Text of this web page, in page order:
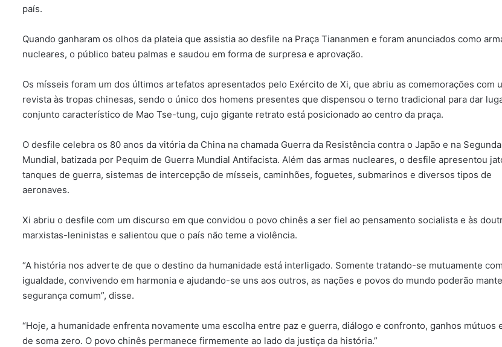
país.
Quando ganharam os olhos da plateia que assistia ao desfile na Praça Tiananmen e foram anunciados como
nucleares, o público bateu palmas e saudou em forma de surpresa e aprovação.
Os mísseis foram um dos últimos artefatos apresentados pelo Exército de Xi, que abriu as comemorações com
revista às tropas chinesas, sendo o único dos homens presentes que dispensou o terno tradicional para dar
conjunto característico de Mao Tse-tung, cujo gigante retrato está posicionado ao centro da praça.
O desfile celebra os 80 anos da vitória da China na chamada Guerra da Resistência contra o Japão e na
Mundial, batizada por Pequim de Guerra Mundial Antifacista. Além das armas nucleares, o desfile apresentou
tanques de guerra, sistemas de intercepção de mísseis, caminhões, foguetes, submarinos e diversos tipos de
aeronaves.
Xi abriu o desfile com um discurso em que convidou o povo chinês a ser fiel ao pensamento socialista e às
marxistas-leninistas e salientou que o país não teme a violência.
“A história nos adverte de que o destino da humanidade está interligado. Somente tratando-se mutuamente com
igualdade, convivendo em harmonia e ajudando-se uns aos outros, as nações e povos do mundo poderão
segurança comum”, disse.
“Hoje, a humanidade enfrenta novamente uma escolha entre paz e guerra, diálogo e confronto, ganhos mútuos
de soma zero. O povo chinês permanece firmemente ao lado da justiça da história.”